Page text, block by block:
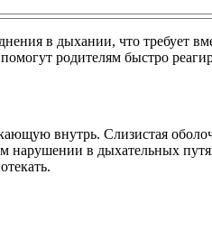
в дыхании, что требует
родителям быстро
внутрь. Слизистая
в дыхательных